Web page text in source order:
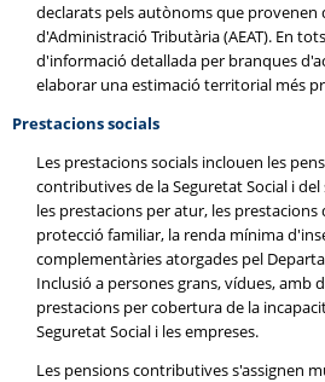
declarats pels autònoms que provenen
d'Administració Tributària (AEAT). En
d'informació detallada per branques
elaborar una estimació territorial més
Prestacions socials
Les prestacions socials inclouen les
contributives de la Seguretat Social i del
les prestacions per atur, les prestacions
protecció familiar, la renda mínima
complementàries atorgades pel
Inclusió a persones grans, vídues, amb
prestacions per cobertura de la
Seguretat Social i les empreses.
Les pensions contributives s'assignen